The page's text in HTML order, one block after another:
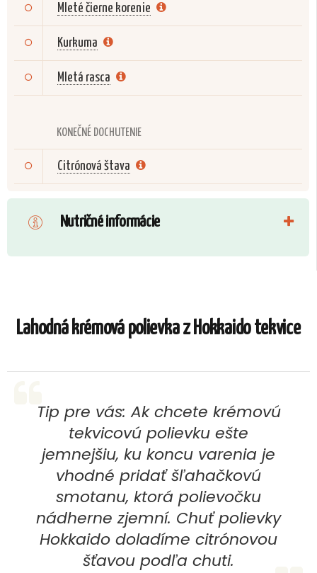
Mleté čierne korenie
Kurkuma
Mletá rasca
KONEČNÉ DOCHUTENIE
Citrónová štava
Nutričné informácie
Lahodná krémová polievka z Hokkaido tekvice
Tip pre vás: Ak chcete krémovú
tekvicovú polievku ešte
jemnejšiu, ku koncu varenia je
vhodné pridať šľahačkovú
smotanu, ktorá polievočku
nádherne zjemní. Chuť polievky
Hokkaido doladíme citrónovou
šťavou podľa chuti.